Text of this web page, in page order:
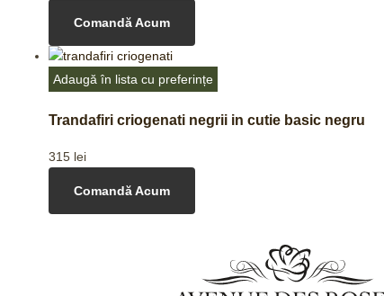
Comandă Acum
Adaugă în lista cu preferințe
Trandafiri criogenati negrii in cutie basic negru
315 lei
Comandă Acum